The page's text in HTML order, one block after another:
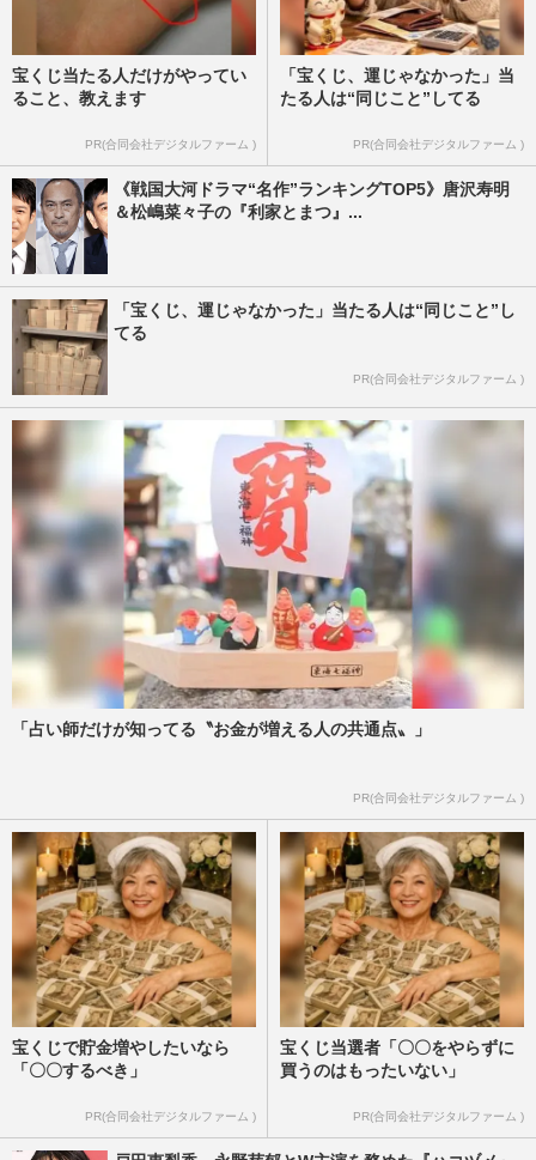
宝くじ当たる人だけがやってい
ること、教えます
PR(合同会社デジタルファーム )
「宝くじ、運じゃなかった」当
たる人は“同じこと”してる
PR(合同会社デジタルファーム )
《戦国大河ドラマ“名作”ランキングTOP5》唐沢寿明
＆松嶋菜々子の『利家とまつ』...
「宝くじ、運じゃなかった」当たる人は“同じこと”し
てる
PR(合同会社デジタルファーム )
「占い師だけが知ってる〝お金が増える人の共通点〟」
PR(合同会社デジタルファーム )
宝くじで貯金増やしたいなら
「〇〇するべき」
PR(合同会社デジタルファーム )
宝くじ当選者「〇〇をやらずに
買うのはもったいない」
PR(合同会社デジタルファーム )